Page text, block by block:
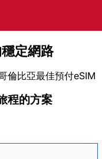
定網路
倫比亞最佳預付eSIM
程的方案